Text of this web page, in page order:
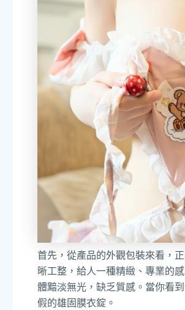
首先，從產品的外觀包裝來看，
晰工整，給人一種精緻、專業的
體黯淡無光，缺乏質感。當你看
假的雄固膜衣錠。